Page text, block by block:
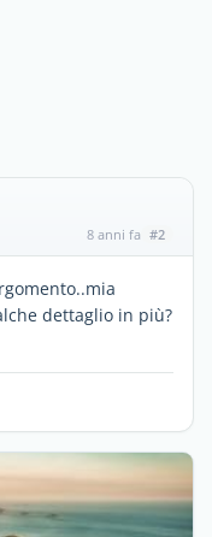
8 anni fa #2
dettaglio in più?